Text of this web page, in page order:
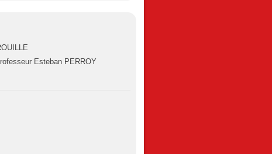
Esteban PERROY